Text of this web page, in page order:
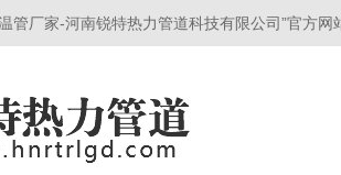
管厂家-河南锐特热力管道科技有限公司”官方网